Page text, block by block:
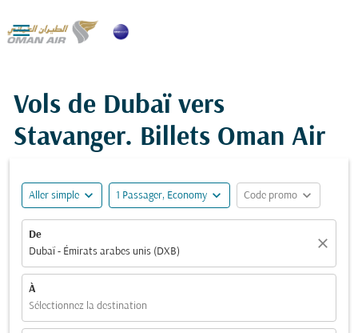

Vols de Dubaï vers
Stavanger. Billets Oman Air
Aller simple expand_more 1 Passager, Economy expand_more Code promo expand_more
De
Dubaï - Émirats arabes unis (DXB)
close
À
Sélectionnez la destination